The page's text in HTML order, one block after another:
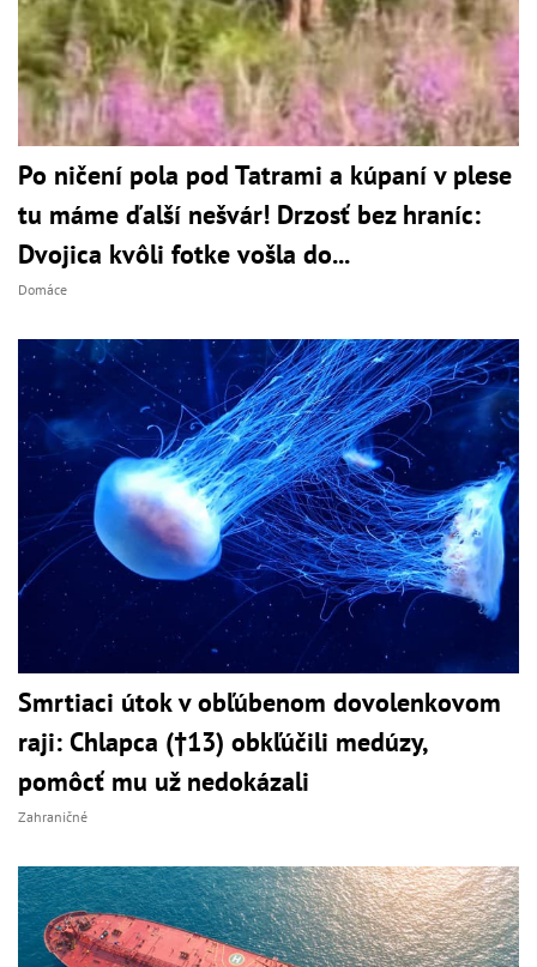
Po ničení pola pod Tatrami a kúpaní v plese
tu máme ďalší nešvár! Drzosť bez hraníc:
Dvojica kvôli fotke vošla do...
Domáce
Smrtiaci útok v obľúbenom dovolenkovom
raji: Chlapca (†13) obkľúčili medúzy,
pomôcť mu už nedokázali
Zahraničné